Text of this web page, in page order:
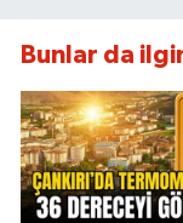
Bunlar da